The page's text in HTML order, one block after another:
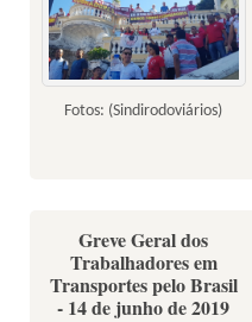
Fotos: (Sindirodoviários)
Greve Geral dos
Trabalhadores em
Transportes pelo Brasil
- 14 de junho de 2019